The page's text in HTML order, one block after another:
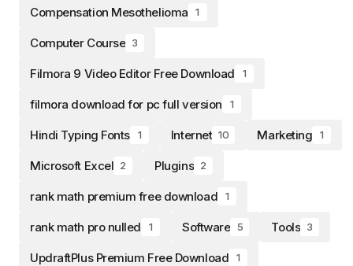
Compensation Mesothelioma 1
Computer Course 3
Filmora 9 Video Editor Free Download 1
filmora download for pc full version 1
Hindi Typing Fonts 1 Internet 10 Marketing 1
Microsoft Excel 2 Plugins 2
rank math premium free download 1
rank math pro nulled 1 Software 5 Tools 3
UpdraftPlus Premium Free Download 1